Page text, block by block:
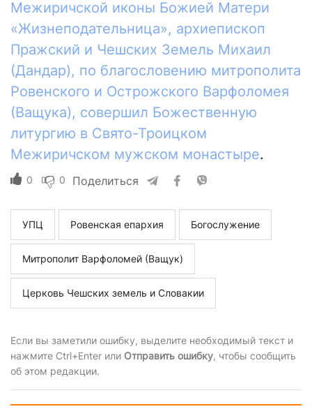
Межиричской иконы Божией Матери
«Жизнеподательница», архиепископ
Пражский и Чешских Земель Михаил
(Дандар), по благословению митрополита
Ровенского и Острожского Варфоломея
(Ващука), совершил Божественную
литургию в Свято-Троицком
Межиричском мужском монастыре.
0 0 Поделиться
УПЦ Ровенская епархия Богослужение
Митрополит Варфоломей (Ващук)
Церковь Чешских земель и Словакии
Если вы заметили ошибку, выделите необходимый текст и
нажмите Ctrl+Enter или Отправить ошибку, чтобы сообщить
об этом редакции.